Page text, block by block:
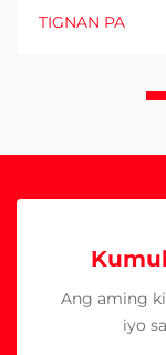
TIGNAN PA
Ang aming
iyo